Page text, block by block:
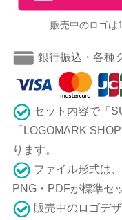
販売中のロゴは
銀行振込・各種
セット内容で「
「LOGOMARK
ります。
ファイル形式は
PNG・PDFが標準セ
販売中のロゴデ